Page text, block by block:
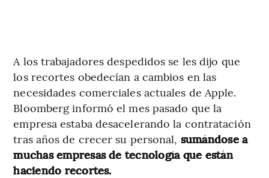
A los trabajadores despedidos se les dijo que
los recortes obedecían a cambios en las
necesidades comerciales actuales de Apple.
Bloomberg informó el mes pasado que la
empresa estaba desacelerando la contratación
tras años de crecer su personal, sumándose a
muchas empresas de tecnología que están
haciendo recortes.